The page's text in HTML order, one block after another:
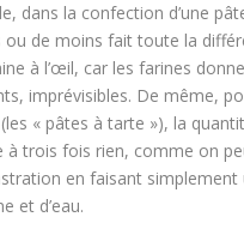
dans la confection d’une
ou de moins fait toute la
à l’œil, car les farines
imprévisibles. De même,
« pâtes à tarte »), la
à trois fois rien, comme on
en faisant
et d’eau.